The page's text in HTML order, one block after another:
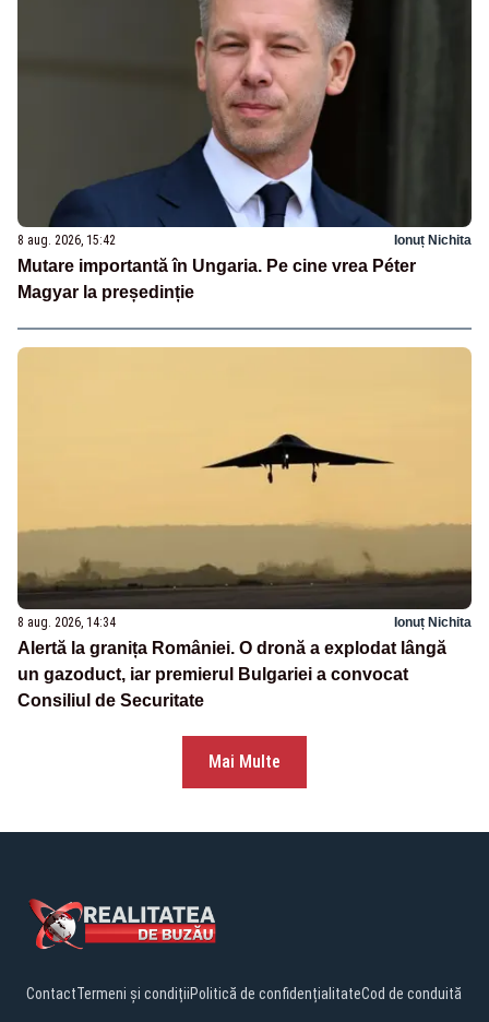
8 aug. 2026, 15:42 Ionuț Nichita
Mutare importantă în Ungaria. Pe cine vrea Péter
Magyar la președinție
8 aug. 2026, 14:34 Ionuț Nichita
Alertă la granița României. O dronă a explodat lângă
un gazoduct, iar premierul Bulgariei a convocat
Consiliul de Securitate
Mai Multe
ContactTermeni și condițiiPolitică de confidențialitateCod de conduită